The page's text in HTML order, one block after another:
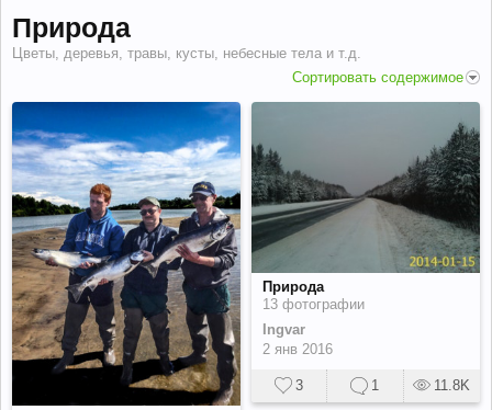
Природа
Цветы, деревья, травы, кусты, небесные тела и т.д.
Сортировать содержимое
Природа
13 фотографии
Ingvar
2 янв 2016
3 1 11.8K